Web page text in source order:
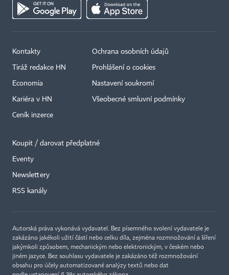
Kontakty
Tiráž redakce HN
Economia
Kariéra v HN
Ceník inzerce
Ochrana osobních údajů
Prohlášení o cookies
Nastavení soukromí
Všeobecné smluvní podmínky
Koupit / darovat předplatné
Eventy
Newslettery
RSS kanály
Autorská práva vykonává vydavatel. Bez písemného svolení vydavatele je
zakázáno jakékoli užití částí nebo celku díla, zejména rozmnožování a šíření
jakýmkoli způsobem, mechanickým nebo elektronickým, v českém nebo
jiném jazyce. Bez souhlasu vydavatele je zakázáno též rozmnožování
obsahu pro účely automatizované analýzy textů nebo dat